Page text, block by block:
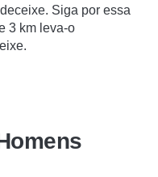
Siga por essa
3 km leva-o